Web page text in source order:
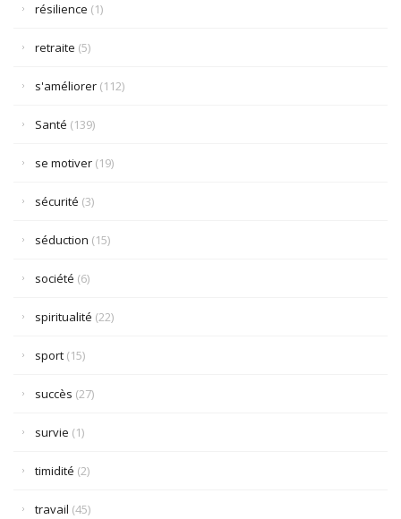
résilience (1)
retraite (5)
s'améliorer (112)
Santé (139)
se motiver (19)
sécurité (3)
séduction (15)
société (6)
spiritualité (22)
sport (15)
succès (27)
survie (1)
timidité (2)
travail (45)